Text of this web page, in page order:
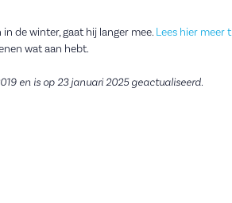
de winter, gaat hij langer mee. Lees hier meer
wat aan hebt.
en is op 23 januari 2025 geactualiseerd.